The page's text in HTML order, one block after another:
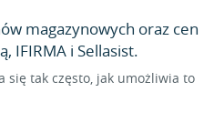
magazynowych oraz cen
IFIRMA i Sellasist.
się tak często, jak umożliwia to